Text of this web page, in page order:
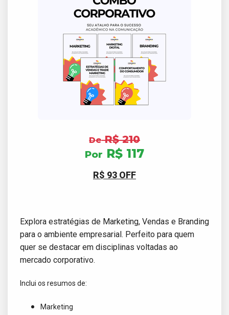
DeR$ 210
Por R$ 117
R$ 93 OFF
Explora estratégias de Marketing, Vendas e Branding
para o ambiente empresarial. Perfeito para quem
quer se destacar em disciplinas voltadas ao
mercado corporativo.
Inclui os resumos de:
Marketing